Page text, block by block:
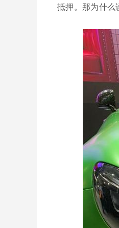
抵押。那为什么